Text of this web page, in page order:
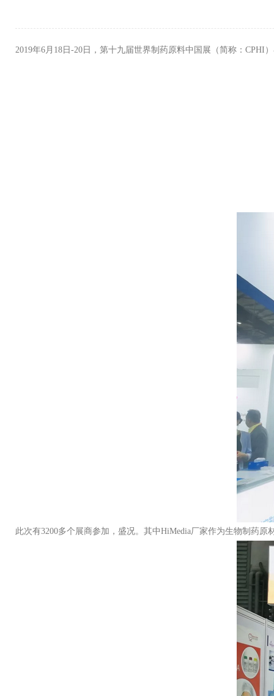
2019年6月18日-20日，第十九届世界制药原料中国展（简称：CPHI
此次有3200多个展商参加，盛况。其中HiMedia厂家作为生物制药